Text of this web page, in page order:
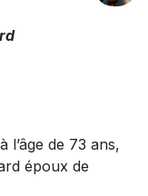
l’âge de 73 ans,
époux de